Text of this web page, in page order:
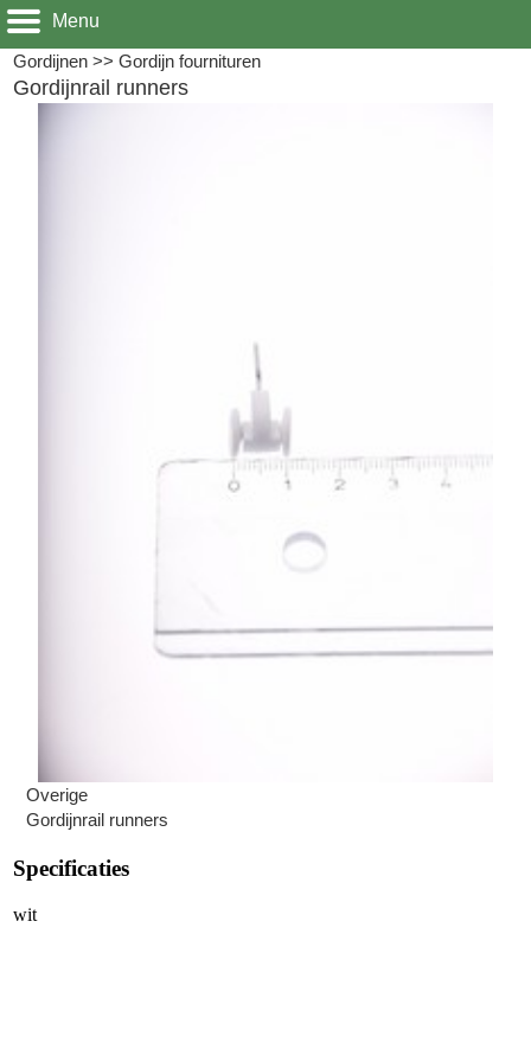
Menu
Gordijnen >>Gordijn fournituren
Gordijnrail runners
Overige
Gordijnrail runners
Specificaties
wit